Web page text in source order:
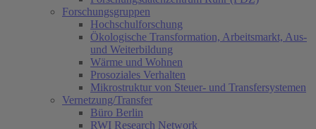
Forschungsgruppen
Hochschulforschung
Ökologische Transformation, Arbeitsmarkt, Aus-
und Weiterbildung
Wärme und Wohnen
Prosoziales Verhalten
Mikrostruktur von Steuer- und Transfersystemen
Vernetzung/Transfer
Büro Berlin
RWI Research Network